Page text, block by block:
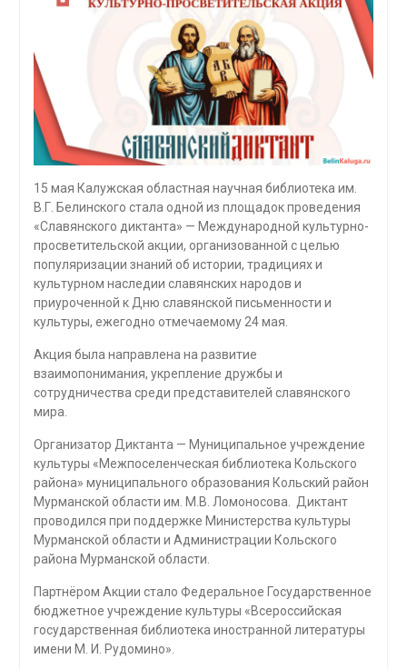
15 мая Калужская областная научная библиотека им.
В.Г. Белинского стала одной из площадок проведения
«Славянского диктанта» — Международной культурно-
просветительской акции, организованной с целью
популяризации знаний об истории, традициях и
культурном наследии славянских народов и
приуроченной к Дню славянской письменности и
культуры, ежегодно отмечаемому 24 мая.
Акция была направлена на развитие
взаимопонимания, укрепление дружбы и
сотрудничества среди представителей славянского
мира.
Организатор Диктанта — Муниципальное учреждение
культуры «Межпоселенческая библиотека Кольского
района» муниципального образования Кольский район
Мурманской области им. М.В. Ломоносова. Диктант
проводился при поддержке Министерства культуры
Мурманской области и Администрации Кольского
района Мурманской области.
Партнёром Акции стало Федеральное Государственное
бюджетное учреждение культуры «Всероссийская
государственная библиотека иностранной литературы
имени М. И. Рудомино».